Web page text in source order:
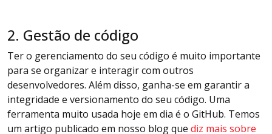
2. Gestão de código
Ter o gerenciamento do seu código é muito importante
para se organizar e interagir com outros
desenvolvedores. Além disso, ganha-se em garantir a
integridade e versionamento do seu código. Uma
ferramenta muito usada hoje em dia é o GitHub. Temos
um artigo publicado em nosso blog que diz mais sobre